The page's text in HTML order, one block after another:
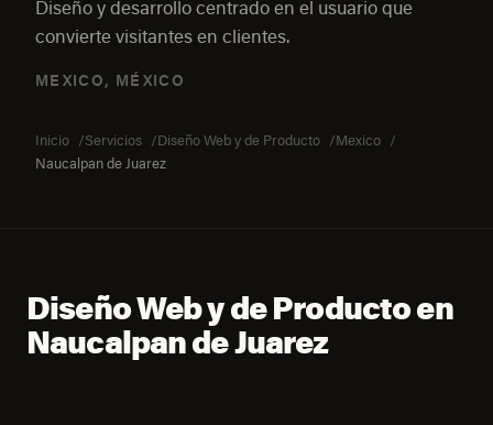
Diseño y desarrollo centrado en el usuario que
convierte visitantes en clientes.
MEXICO, MÉXICO
Inicio Servicios Diseño Web y de Producto
Mexico
Naucalpan de Juarez
Diseño Web y de Producto en
Naucalpan de Juarez